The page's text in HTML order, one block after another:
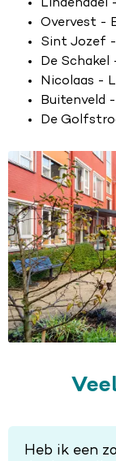
Lindendael
Overvest -
Sint Jozef
De
Nicolaas -
Buitenveld
De
Heb ik een